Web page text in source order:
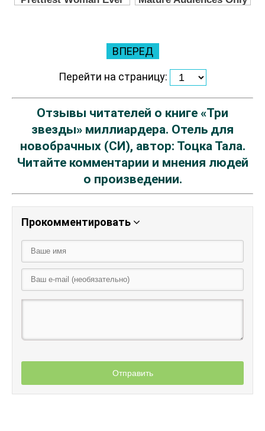
ВПЕРЕД
Перейти на страницу:
Отзывы читателей о книге «Три
звезды» миллиардера. Отель для
новобрачных (СИ), автор: Тоцка Тала.
Читайте комментарии и мнения людей
о произведении.
Прокомментировать
Отправить